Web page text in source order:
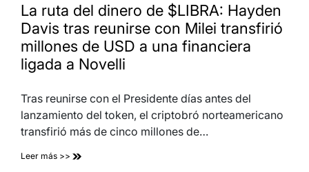
La ruta del dinero de $LIBRA: Hayden
Davis tras reunirse con Milei transfirió
millones de USD a una financiera
ligada a Novelli
Tras reunirse con el Presidente días antes del
lanzamiento del token, el criptobró norteamericano
transfirió más de cinco millones de…
Leer más >>